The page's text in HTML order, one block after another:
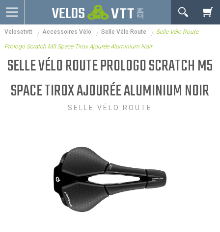
OK
Connexion / inscription
VTT
Vélos electriques
Vélos urbains & Fitness
Occasions - Reconditionnés
Votre Panier Est Désert
Votre panier est là pour vous servir. Donnez-lui un
but ! C'est un lieu temporaire où est stockée une
liste de vos produits et où se reflète le prix le plus
Velosetvtt Accessoires Vélo Selle Vélo Route Selle Vélo Route
Prologo Scratch M5 Space Tirox Ajourée Aluminium Noir
SELLE VÉLO ROUTE PROLOGO SCRATCH M5
SPACE TIROX AJOURÉE ALUMINIUM NOIR
SELLE VÉLO ROUTE